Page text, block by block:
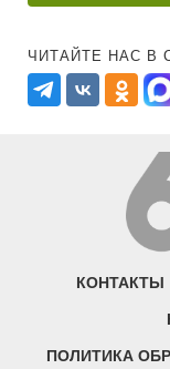
ЧИТАЙТЕ НАС В
КОНТАКТЫ
ПОЛИТИКА